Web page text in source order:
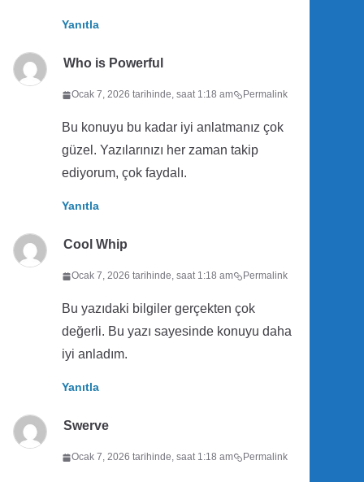
Yanıtla
Who is Powerful
Ocak 7, 2026 tarihinde, saat 1:18 am Permalink
Bu konuyu bu kadar iyi anlatmanız çok
güzel. Yazılarınızı her zaman takip
ediyorum, çok faydalı.
Yanıtla
Cool Whip
Ocak 7, 2026 tarihinde, saat 1:18 am Permalink
Bu yazıdaki bilgiler gerçekten çok
değerli. Bu yazı sayesinde konuyu daha
iyi anladım.
Yanıtla
Swerve
Ocak 7, 2026 tarihinde, saat 1:18 am Permalink